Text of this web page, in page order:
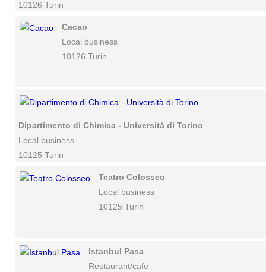
10126 Turin
Cacao
Local business
10126 Turin
Dipartimento di Chimica - Università di Torino
Local business
10125 Turin
Teatro Colosseo
Local business
10125 Turin
Istanbul Pasa
Restaurant/cafe